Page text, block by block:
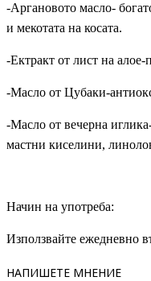
-Аргановото масло-
и мекотата на косата.
-Ектракт от лист на
-Масло от Цубаки-
-Масло от вечерна
мастни киселини,
Начин на употреба:
Използвайте ежедневно
НАПИШЕТЕ МНЕНИЕ